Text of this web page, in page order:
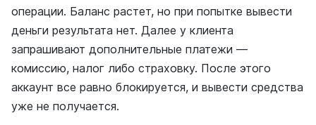
операции. Баланс растет, но при попытке вывести
деньги результата нет. Далее у клиента
запрашивают дополнительные платежи —
комиссию, налог либо страховку. После этого
аккаунт все равно блокируется, и вывести средства
уже не получается.